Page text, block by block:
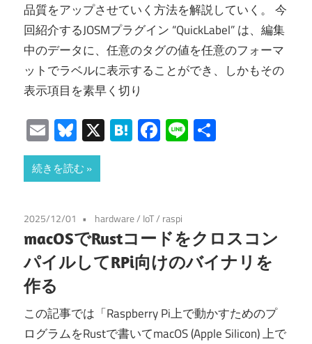
品質をアップさせていく方法を解説していく。 今
回紹介するJOSMプラグイン “QuickLabel” は、編集
中のデータに、任意のタグの値を任意のフォーマ
ットでラベルに表示することができ、しかもその
表示項目を素早く切り
EmailBluesky
X Hatena
Facebook
Line
続きを読む
2025/12/01 hardware/ IoT/ raspi
macOSでRustコードをクロスコン
パイルしてRPi向けのバイナリを
作る
この記事では「Raspberry Pi上で動かすためのプ
ログラムをRustで書いてmacOS (Apple Silicon) 上で